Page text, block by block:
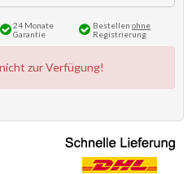
24 Monate
Garantie
Bestellen ohne
Registrierung
zur Verfügung!